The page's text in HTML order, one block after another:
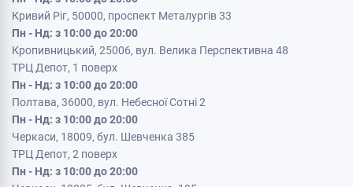
Кривий Ріг, 50000, проспект Металургів 33
Пн - Нд: з 10:00 до 20:00
Кропивницький, 25006, вул. Велика Перспективна 48
ТРЦ Депот, 1 поверх
Пн - Нд: з 10:00 до 20:00
Полтава, 36000, вул. Небесної Сотні 2
Пн - Нд: з 10:00 до 20:00
Черкаси, 18009, бул. Шевченка 385
ТРЦ Депот, 2 поверх
Пн - Нд: з 10:00 до 20:00